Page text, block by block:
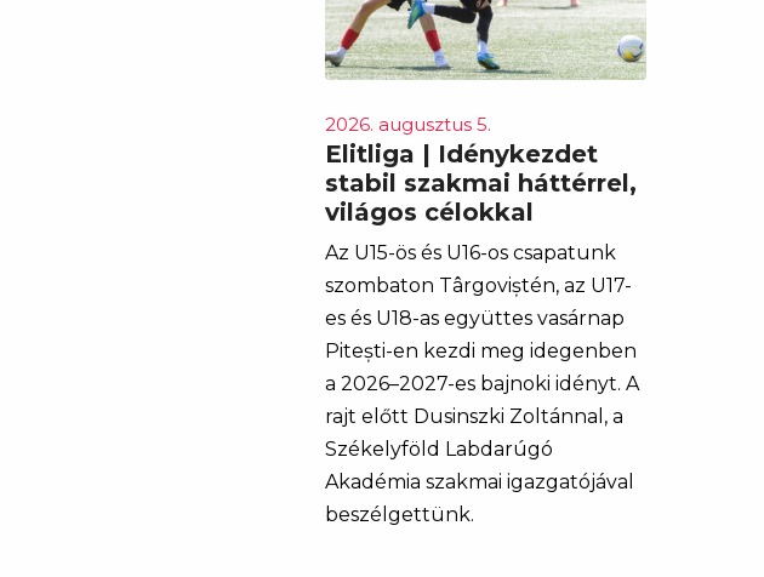
2026. augusztus 5.
Elitliga | Idénykezdet
stabil szakmai háttérrel,
világos célokkal
Az U15-ös és U16-os csapatunk
szombaton Târgoviștén, az U17-
es és U18-as együttes vasárnap
Pitești-en kezdi meg idegenben
a 2026–2027-es bajnoki idényt. A
rajt előtt Dusinszki Zoltánnal, a
Székelyföld Labdarúgó
Akadémia szakmai igazgatójával
beszélgettünk.